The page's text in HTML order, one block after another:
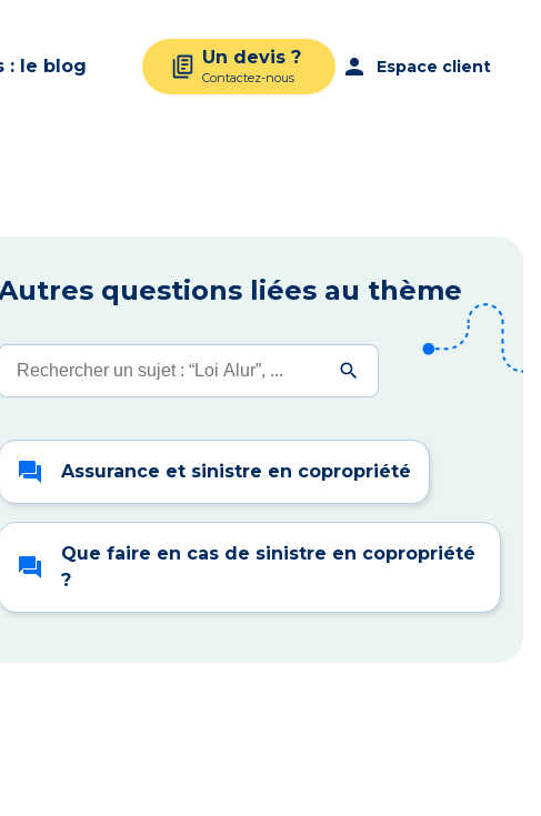
: le blog Un devis ?
Contactez-nous person Espace client
questions liées au thème
Rechercher :
forum Assurance et sinistre en copropriété
forum
Que faire en cas de sinistre en copropriété
?